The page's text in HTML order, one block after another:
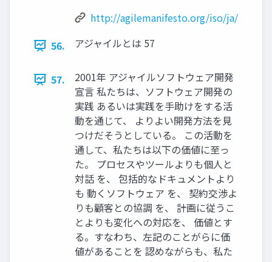
http://agilemanifesto.org/iso/ja/
56.
アジャイルとは 57
57.
2001年 アジャイルソフトウェア開発
宣言 私たちは、ソフトウェア開発の
実践 あるいは実践を手助けをする活
動を通じて、 よりよい開発方法を見
つけだそうとしている。 この活動を
通して、私たちは以下の価値に至っ
た。 プロセスやツールよりも個人と
対話 を、 包括的なドキュメントより
も 動くソフトウェア を、 契約交渉よ
りも顧客との協調 を、 計画に従うこ
とよりも変化への対応を、 価値とす
る。すなわち、左記のことがらに価
値があることを 認めながらも、私た